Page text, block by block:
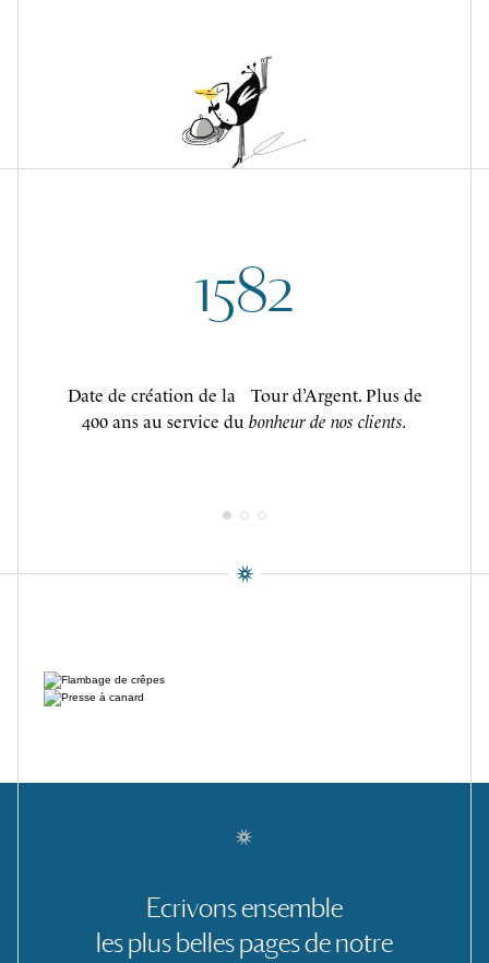
1582
Date de création de la Tour d’Argent. Plus de
400 ans au service du bonheur de nos clients.
Ecrivonsensemble
lesplusbellespagesdenotre